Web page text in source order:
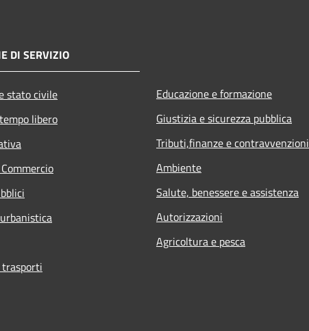
DI SERVIZIO
stato civile
libero
Educazione e formazione
Giustizia e sicurezza pubblica
Tributi,finanze e contravvenzioni
Ambiente
Salute, benessere e assistenza
Autorizzazioni
Agricoltura e pesca